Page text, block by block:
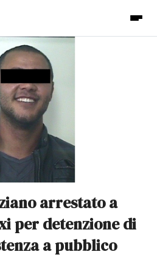
arrestato a
per detenzione di
a pubblico